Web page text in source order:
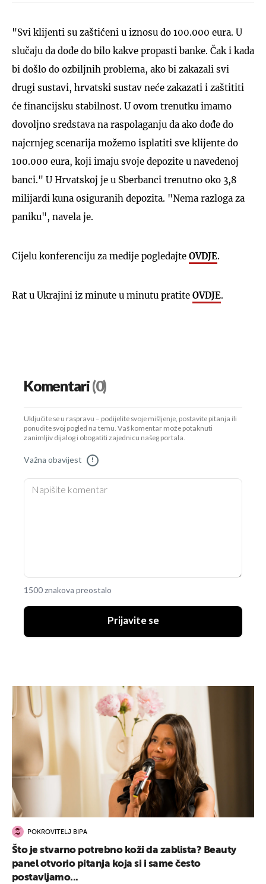
"Svi klijenti su zaštićeni u iznosu do 100.000 eura. U
slučaju da dođe do bilo kakve propasti banke. Čak i kada
bi došlo do ozbiljnih problema, ako bi zakazali svi
drugi sustavi, hrvatski sustav neće zakazati i zaštititi
će financijsku stabilnost. U ovom trenutku imamo
dovoljno sredstava na raspolaganju da ako dođe do
najcrnjeg scenarija možemo isplatiti sve klijente do
100.000 eura, koji imaju svoje depozite u navedenoj
banci." U Hrvatskoj je u Sberbanci trenutno oko 3,8
milijardi kuna osiguranih depozita. "Nema razloga za
paniku", navela je.
Cijelu konferenciju za medije pogledajte OVDJE.
Rat u Ukrajini iz minute u minutu pratite OVDJE.
Komentari(0)
Uključite se u raspravu – podijelite svoje mišljenje, postavite pitanja ili
ponudite svoj pogled na temu. Vaš komentar može potaknuti
zanimljiv dijalog i obogatiti zajednicu našeg portala.
Važna obavijest !
1500 znakova preostalo
Prijavite se
POKROVITELJ BIPA
Što je stvarno potrebno koži da zablista? Beauty
panel otvorio pitanja koja si i same često
postavljamo...